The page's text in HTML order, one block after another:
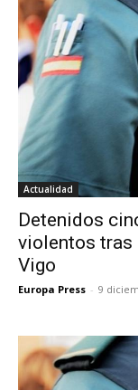
Actualidad
Detenidos
violentos tras
Vigo
Europa Press - 9